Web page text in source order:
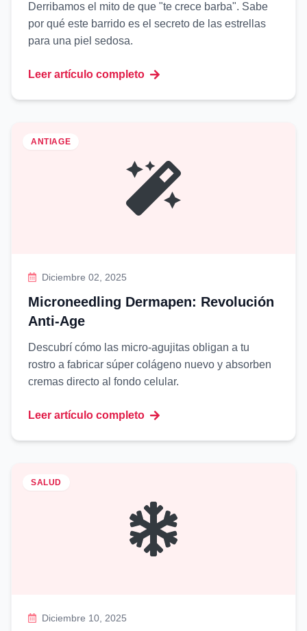
Derribamos el mito de que "te crece barba". Sabe
por qué este barrido es el secreto de las estrellas
para una piel sedosa.
Leer artículo completo
ANTIAGE
Diciembre 02, 2025
Microneedling Dermapen: Revolución
Anti-Age
Descubrí cómo las micro-agujitas obligan a tu
rostro a fabricar súper colágeno nuevo y absorben
cremas directo al fondo celular.
Leer artículo completo
SALUD
Diciembre 10, 2025